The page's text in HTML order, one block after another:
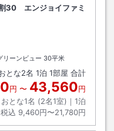
30 エンジョイファミ
リーンビュー 30平米
とな2名 1泊 1部屋 合計
円 〜 43,560円
おとな1名 (2名1室)｜ 1泊
税込 9,460円〜21,780円